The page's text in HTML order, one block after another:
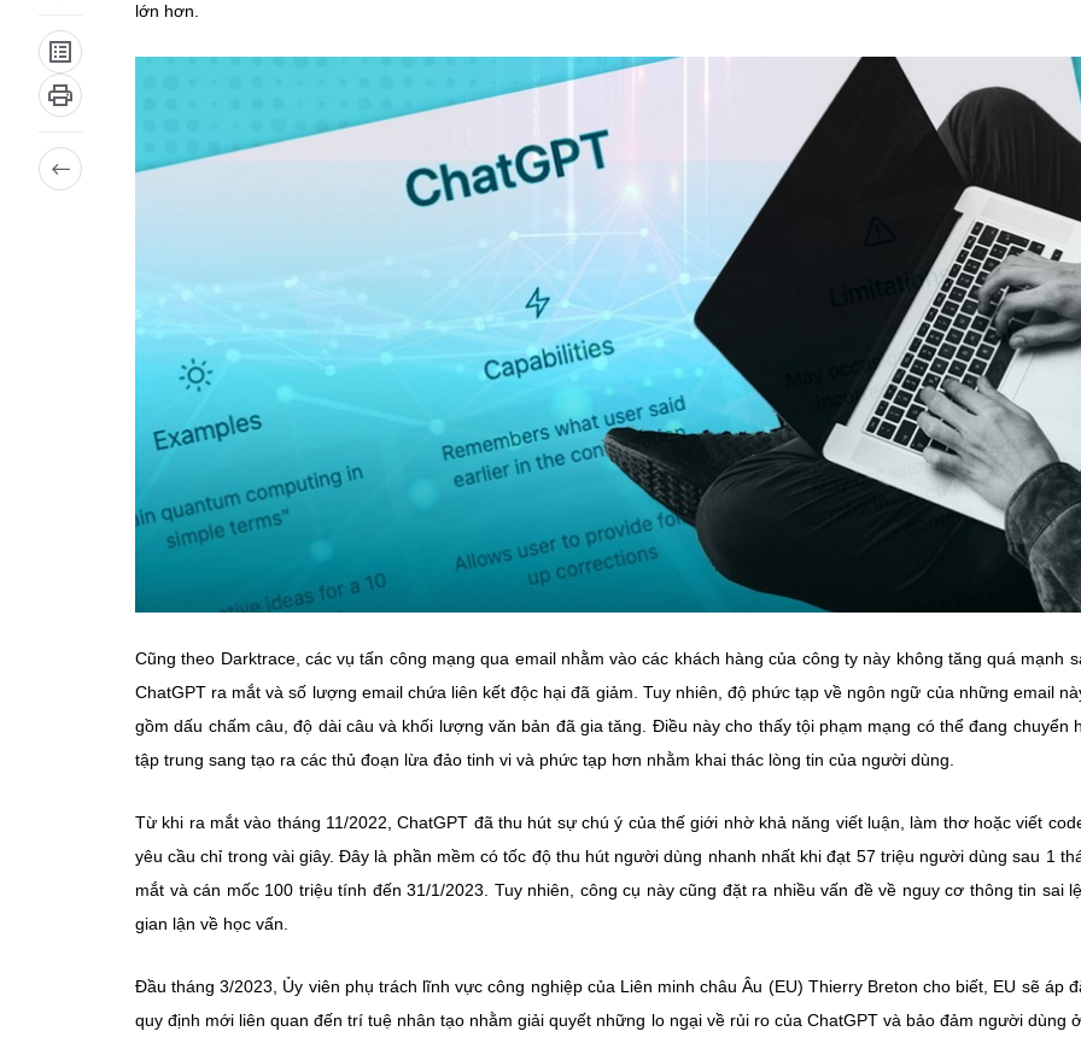
lớn hơn.
Cũng theo Darktrace, các vụ tấn công mạng qua email nhằm vào các khách hàng của công ty này không tăng quá mạnh
ChatGPT ra mắt và số lượng email chứa liên kết độc hại đã giảm. Tuy nhiên, độ phức tạp về ngôn ngữ của những email
gồm dấu chấm câu, độ dài câu và khối lượng văn bản đã gia tăng. Điều này cho thấy tội phạm mạng có thể đang chuyển
tập trung sang tạo ra các thủ đoạn lừa đảo tinh vi và phức tạp hơn nhằm khai thác lòng tin của người dùng.
Từ khi ra mắt vào tháng 11/2022, ChatGPT đã thu hút sự chú ý của thế giới nhờ khả năng viết luận, làm thơ hoặc viết
yêu cầu chỉ trong vài giây. Đây là phần mềm có tốc độ thu hút người dùng nhanh nhất khi đạt 57 triệu người dùng sau 1
mắt và cán mốc 100 triệu tính đến 31/1/2023. Tuy nhiên, công cụ này cũng đặt ra nhiều vấn đề về nguy cơ thông tin sai
gian lận về học vấn.
Đầu tháng 3/2023, Ủy viên phụ trách lĩnh vực công nghiệp của Liên minh châu Âu (EU) Thierry Breton cho biết, EU sẽ áp
quy định mới liên quan đến trí tuệ nhân tạo nhằm giải quyết những lo ngại về rủi ro của ChatGPT và bảo đảm người dùng